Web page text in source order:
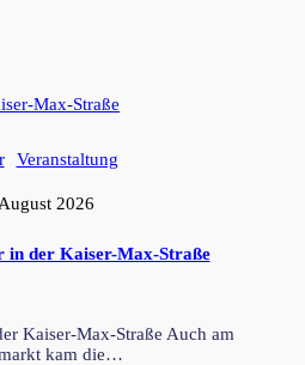
Veranstaltung
2026
in der Kaiser-Max-Straße
Kaiser-Max-Straße Auch am
kam die…